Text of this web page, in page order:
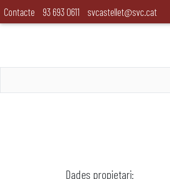
Contacte 93 693 0611 svcastellet@svc.cat
Dades propietari: